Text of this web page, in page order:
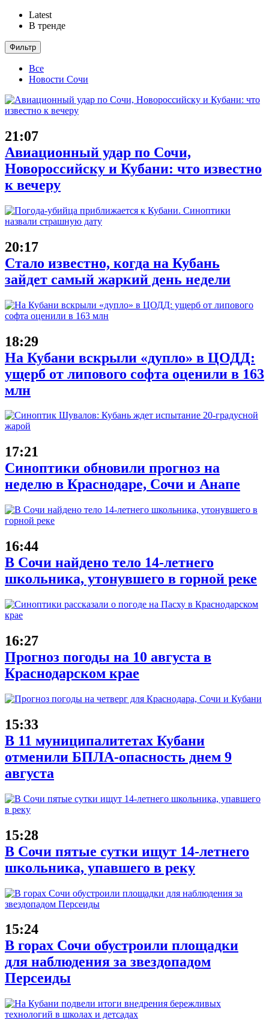
Latest
В тренде
Фильтр
Все
Новости Сочи
21:07
Авиационный удар по Сочи,
Новороссийску и Кубани: что известно
к вечеру
20:17
Стало известно, когда на Кубань
зайдет самый жаркий день недели
18:29
На Кубани вскрыли «дупло» в ЦОДД:
ущерб от липового софта оценили в 163
млн
17:21
Синоптики обновили прогноз на
неделю в Краснодаре, Сочи и Анапе
16:44
В Сочи найдено тело 14-летнего
школьника, утонувшего в горной реке
16:27
Прогноз погоды на 10 августа в
Краснодарском крае
15:33
В 11 муниципалитетах Кубани
отменили БПЛА-опасность днем 9
августа
15:28
В Сочи пятые сутки ищут 14-летнего
школьника, упавшего в реку
15:24
В горах Сочи обустроили площадки
для наблюдения за звездопадом
Персеиды